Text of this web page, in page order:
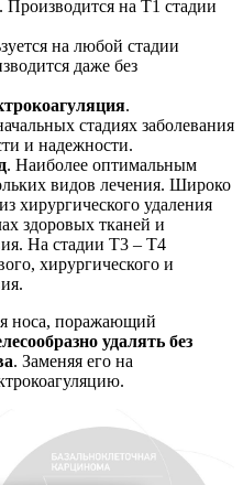
. Производится на Т1 стадии
на любой стадии
даже без
.
стадиях заболевания
и надежности.
. Наиболее оптимальным
видов лечения. Широко
хирургического удаления
здоровых тканей и
На стадии Т3 – Т4
хирургического и
носа, поражающий
удалять без
. Заменяя его на